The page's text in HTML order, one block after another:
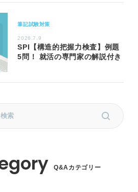
筆記試験対策
2026.7.9
SPI【構造的把握力検査】例題
5問！ 就活の専門家の解説付き
Q&Aカテゴリー